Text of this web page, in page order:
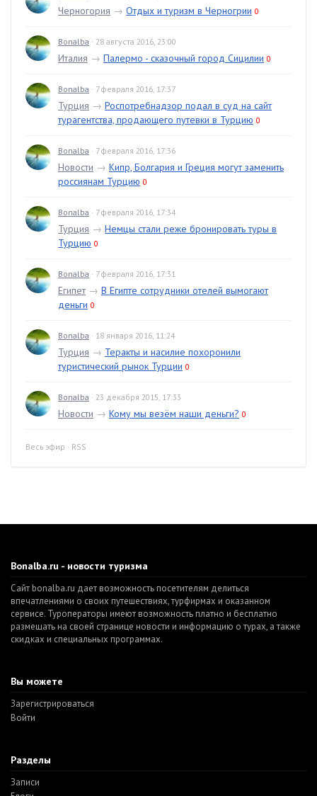
Черногория → Отдых и туризм в Черногрии 0
Bonalba · 28 августа 2016, 23:00
Италия → Палермо - сказочный город Сицилии 0
Bonalba · 7 февраля 2016, 17:37
Турция → Роспотребнадзор подал в суд на сайт
турагентства, продающего путевки в Турцию 0
Bonalba · 7 февраля 2016, 17:36
Новости → Кипр, Болгария и Греция могут заменить
россиянам Турцию 0
Bonalba · 7 февраля 2016, 17:34
Турция → Немцы стали реже бронировать туры в
Турцию 0
Bonalba · 7 февраля 2016, 17:31
Египет→ В Египте сотрудники отелей вымогают
деньги 0
Bonalba · 18 января 2016, 11:24
Турция → Теракты и насилие похоронили
туристический рынок Турции 0
Bonalba · 23 декабря 2015, 17:33
Новости → Кому мы везём наши деньги? 0
Весь эфир · RSS
Bonalba.ru - новости туризма
Сайт bonalba.ru дает возможность посетителям делиться
впечатлениями о своих путешествиях, турфирмах и оказанном
сервисе. Туроператоры имеют возможность платно и бесплатно
размещать на своей странице новости и информацию о турах, а также
скидках и специальных программах.
Вы можете
Зарегистрироваться
Войти
Разделы
Записи